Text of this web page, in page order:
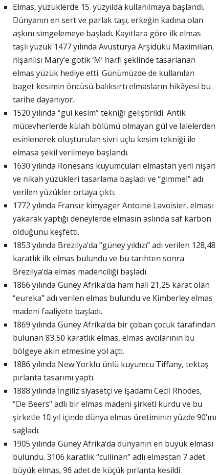
Elmas, yüzüklerde 15. yüzyılda kullanılmaya başlandı.
Dünyanın en sert ve parlak taşı, erkeğin kadına olan
aşkını simgelemeye başladı. Kayıtlara göre ilk elmas
taşlı yüzük 1477 yılında Avusturya Arşidükü Maximilian,
nişanlısı Mary’e gotik ‘M’ harfi şeklinde tasarlanan
elmas yüzük hediye etti. Günümüzde de kullanılan
baget kesimin öncüsü balıksırtı elmasların hikâyesi bu
tarihe dayanıyor.
1520 yılında “gül kesim” tekniği geliştirildi. Antik
mücevherlerde külah bölümü olmayan gül ve lalelerden
esinlenerek oluşturulan sivri uçlu kesim tekniği ile
elmasa şekil verilmeye başlandı.
1630 yılında Rönesans kuyumcuları elmastan yeni nişan
ve nikah yüzükleri tasarlama başladı ve “gimmel” adı
verilen yüzükler ortaya çıktı.
1772 yılında Fransız kimyager Antoine Lavoisier, elması
yakarak yaptığı deneylerde elmasın aslında saf karbon
olduğunu keşfetti.
1853 yılında Brezilya’da “güney yıldızı” adı verilen 128,48
karatlık ilk elmas bulundu ve bu tarihten sonra
Brezilya’da elmas madenciliği başladı.
1866 yılında Güney Afrika’da ham hali 21,25 karat olan
“eureka” adı verilen elmas bulundu ve Kimberley elmas
madeni faaliyete başladı.
1869 yılında Güney Afrika’da bir çoban çocuk tarafından
bulunan 83,50 karatlık elmas, elmas avcılarının bu
bölgeye akın etmesine yol açtı.
1886 yılında New Yorklu ünlü kuyumcu Tiffany, tektaş
pırlanta tasarımı yaptı.
1888 yılında İngiliz siyasetçi ve işadamı Cecil Rhodes,
“De Beers” adlı bir elmas madeni şirketi kurdu ve bu
şirketle 10 yıl içinde dünya elmas üretiminin yüzde 90’ını
sağladı.
1905 yılında Güney Afrika’da dünyanın en büyük elması
bulundu. 3106 karatlık “cullinan” adlı elmastan 7 adet
büyük elmas, 96 adet de küçük pırlanta kesildi.